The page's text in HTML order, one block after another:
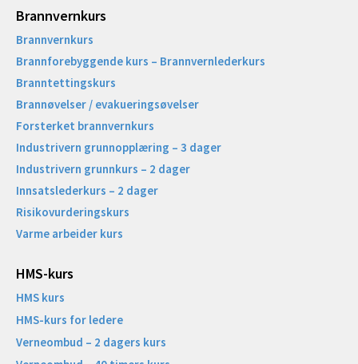
Brannvernkurs
Brannvernkurs
Brannforebyggende kurs – Brannvernlederkurs
Branntettingskurs
Brannøvelser / evakueringsøvelser
Forsterket brannvernkurs
Industrivern grunnopplæring – 3 dager
Industrivern grunnkurs – 2 dager
Innsatslederkurs – 2 dager
Risikovurderingskurs
Varme arbeider kurs
HMS-kurs
HMS kurs
HMS-kurs for ledere
Verneombud – 2 dagers kurs